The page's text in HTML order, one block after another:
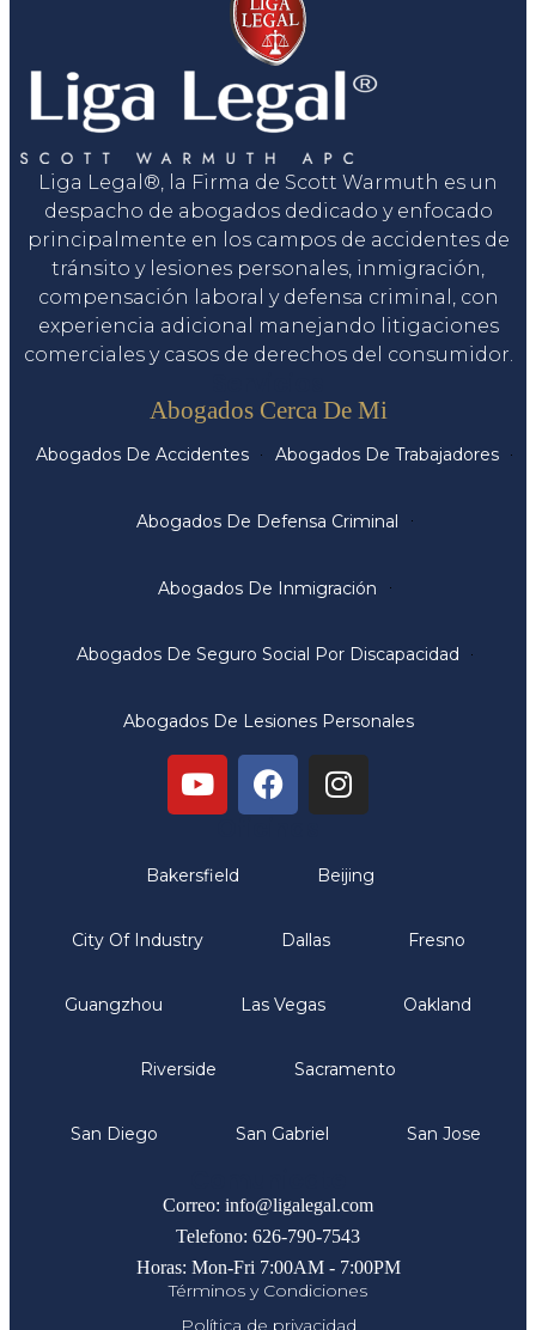
Liga Legal®, la Firma de Scott Warmuth es un
despacho de abogados dedicado y enfocado
principalmente en los campos de accidentes de
tránsito y lesiones personales, inmigración,
compensación laboral y defensa criminal, con
experiencia adicional manejando litigaciones
comerciales y casos de derechos del consumidor.
Abogados Cerca De Mi
Abogados De Accidentes Abogados De Trabajadores
Abogados De Defensa Criminal
Abogados De Inmigración
Abogados De Seguro Social Por Discapacidad
Abogados De Lesiones Personales
Bakersfield Beijing
City Of Industry Dallas Fresno
Guangzhou Las Vegas Oakland
Riverside Sacramento
San Diego San Gabriel San Jose
Correo: info@ligalegal.com
Telefono: 626-790-7543
Horas: Mon-Fri 7:00AM - 7:00PM
Términos y Condiciones
Política de privacidad